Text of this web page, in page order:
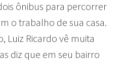
ônibus para percorrer
o trabalho de sua casa.
Luiz Ricardo vê muita
diz que em seu bairro